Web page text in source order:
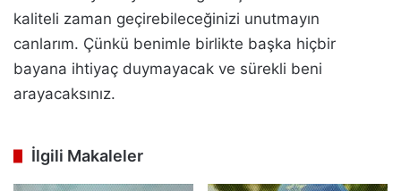
kaliteli zaman geçirebileceğinizi unutmayın
canlarım. Çünkü benimle birlikte başka hiçbir
bayana ihtiyaç duymayacak ve sürekli beni
arayacaksınız.
İlgili Makaleler